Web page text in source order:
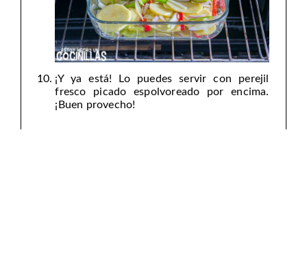
¡Y ya está! Lo puedes servir con perejil
fresco picado espolvoreado por encima.
¡Buen provecho!